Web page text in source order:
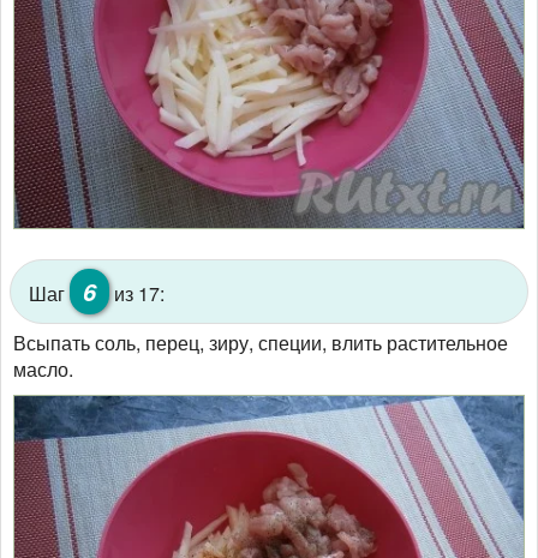
Шаг 6
из 17:
Всыпать соль, перец, зиру, специи, влить растительное
масло.